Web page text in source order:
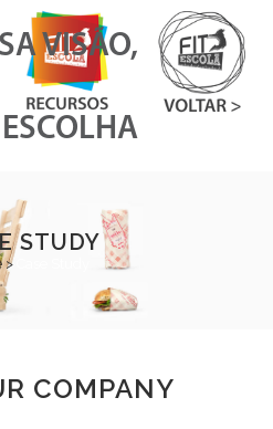
VISÃO,
STUDY
>
COMPANY